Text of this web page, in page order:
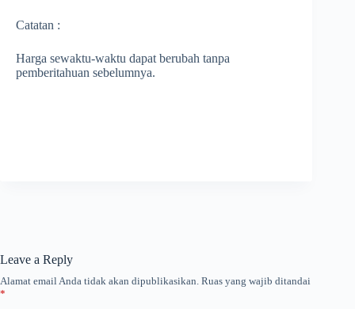
Catatan :
Harga sewaktu-waktu dapat berubah tanpa
pemberitahuan sebelumnya.
Leave a Reply
Alamat email Anda tidak akan dipublikasikan. Ruas yang wajib ditandai
*